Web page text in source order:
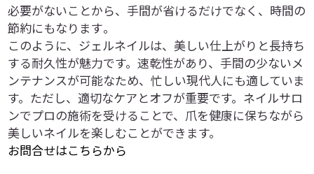
必要がないことから、手間が省けるだけでなく、時間の
節約にもなります​。
このように、ジェルネイルは、美しい仕上がりと長持ち
する耐久性が魅力です。速乾性があり、手間の少ないメ
ンテナンスが可能なため、忙しい現代人にも適していま
す。ただし、適切なケアとオフが重要です。ネイルサロ
ンでプロの施術を受けることで、爪を健康に保ちながら
美しいネイルを楽しむことができます。
お問合せはこちらから